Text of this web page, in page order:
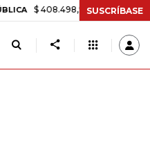
$ 408.498,97 +$ 8.753,81 +2,19%
SUSCRÍBASE